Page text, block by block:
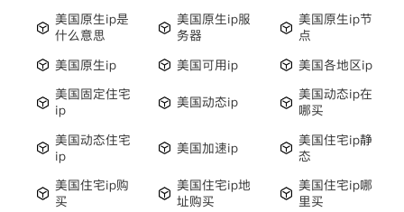
美国原生ip是
什么意思
美国原生ip服
务器
美国原生ip节
点
美国原生ip
美国可用ip
美国各地区ip
美国固定住宅
ip
美国动态ip
美国动态ip在
哪买
美国动态住宅
ip
美国加速ip
美国住宅ip静
态
美国住宅ip购
买
美国住宅ip地
址购买
美国住宅ip哪
里买